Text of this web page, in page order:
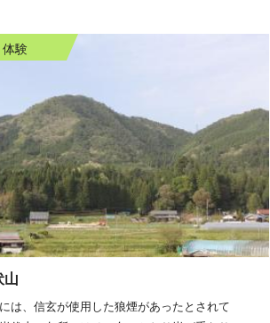
体験
山
は、信玄が使用した狼煙があったとされて